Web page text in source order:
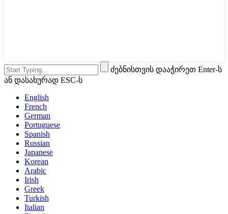
ძებნისთვის დააჭირეთ Enter-ს
ან დასახურად ESC-ს
English
French
German
Portuguese
Spanish
Russian
Japanese
Korean
Arabic
Irish
Greek
Turkish
Italian